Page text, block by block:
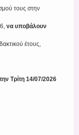
τους στην
να υποβάλουν
έτους,
Τρίτη 14/07/2026